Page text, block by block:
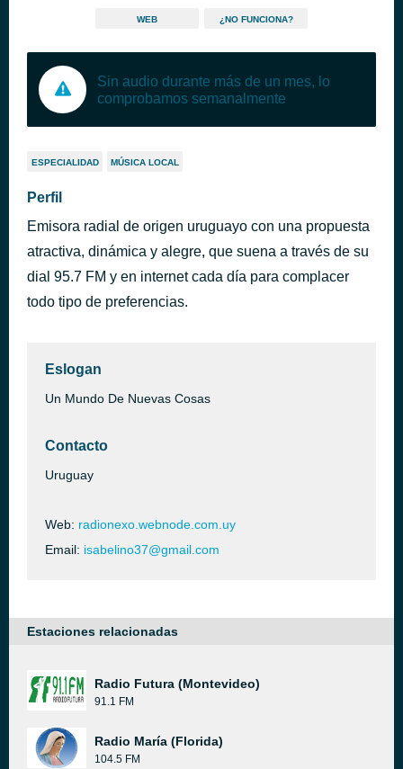
WEB ¿NO FUNCIONA?
Sin audio durante más de un mes, lo
comprobamos semanalmente
ESPECIALIDAD MÚSICA LOCAL
Perfil
Emisora radial de origen uruguayo con una propuesta
atractiva, dinámica y alegre, que suena a través de su
dial 95.7 FM y en internet cada día para complacer
todo tipo de preferencias.
Eslogan
Un Mundo De Nuevas Cosas
Contacto
Uruguay
Web: radionexo.webnode.com.uy
Email: isabelino37@gmail.com
Estaciones relacionadas
Radio Futura (Montevideo)
91.1 FM
Radio María (Florida)
104.5 FM